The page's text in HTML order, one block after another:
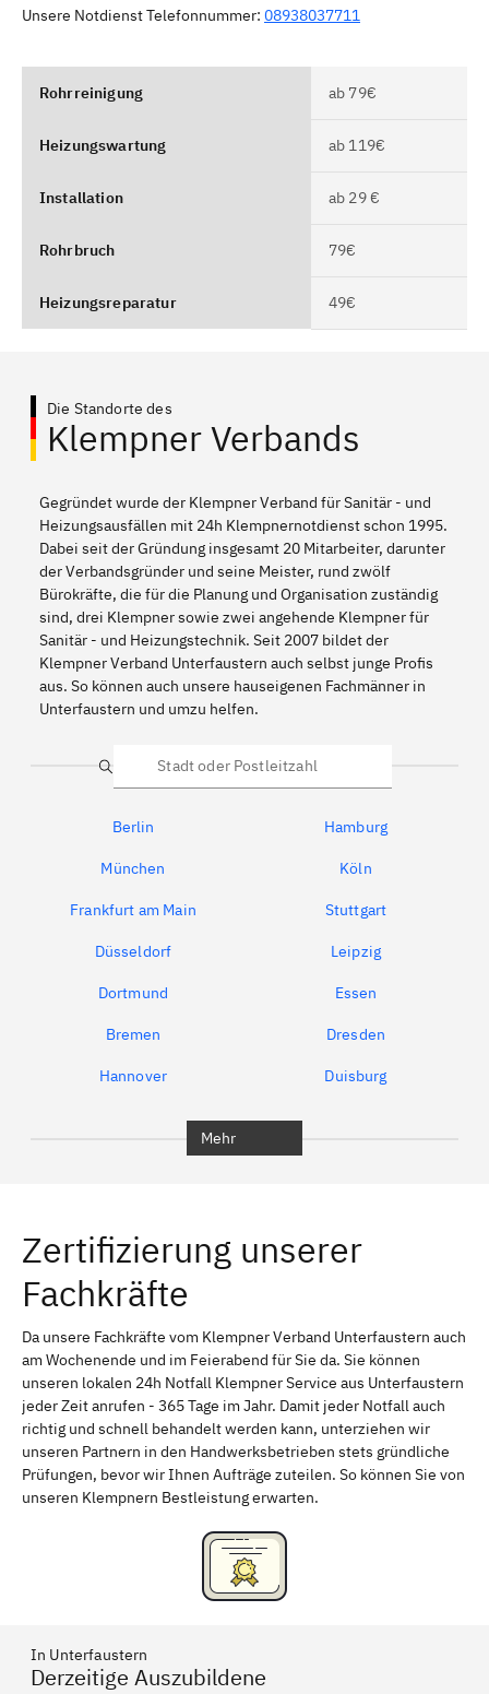
Unsere Notdienst Telefonnummer: 08938037711
Rohrreinigung ab 79€
Heizungswartung ab 119€
Installation ab 29 €
Rohrbruch 79€
Heizungsreparatur 49€
Die Standorte des
Klempner Verbands
Gegründet wurde der Klempner Verband für Sanitär - und
Heizungsausfällen mit 24h Klempnernotdienst schon 1995.
Dabei seit der Gründung insgesamt 20 Mitarbeiter, darunter
der Verbandsgründer und seine Meister, rund zwölf
Bürokräfte, die für die Planung und Organisation zuständig
sind, drei Klempner sowie zwei angehende Klempner für
Sanitär - und Heizungstechnik. Seit 2007 bildet der
Klempner Verband Unterfaustern auch selbst junge Profis
aus. So können auch unsere hauseigenen Fachmänner in
Unterfaustern und umzu helfen.
Suche
Berlin Hamburg
München Köln
Frankfurt am Main Stuttgart
Düsseldorf Leipzig
Dortmund Essen
Bremen Dresden
Hannover Duisburg
Erlangen Bamberg
Bayreuth
Schweinfurt Passau
Freising Rudelsdorf, Mittelfranken
Mehr
Zertifizierung unserer
Fachkräfte
Da unsere Fachkräfte vom Klempner Verband Unterfaustern auch
am Wochenende und im Feierabend für Sie da. Sie können
unseren lokalen 24h Notfall Klempner Service aus Unterfaustern
jeder Zeit anrufen - 365 Tage im Jahr. Damit jeder Notfall auch
richtig und schnell behandelt werden kann, unterziehen wir
unseren Partnern in den Handwerksbetrieben stets gründliche
Prüfungen, bevor wir Ihnen Aufträge zuteilen. So können Sie von
unseren Klempnern Bestleistung erwarten.
In Unterfaustern
Derzeitige Auszubildene